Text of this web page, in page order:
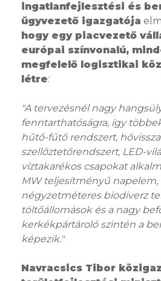
ingatlanfejlesztési és
ügyvezető igazgatója
hogy egy piacvezető
európai színvonalú,
megfelelő logisztikai
létre:
"A tervezésnél nagy
fenntarthatóságra, így
hűtő-fűtő rendszert,
szellőztetőrendszert, LED-
víztakarékos csapokat
MW teljesítményű napelem,
négyzetméteres biodiverz
töltőállomások és a nagy
kerkékpártároló szintén a
képezik."
Navracsics Tibor